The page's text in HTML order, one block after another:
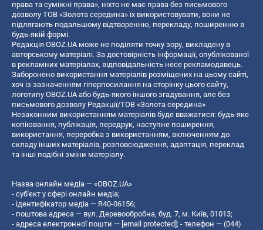
права та суміжні права», ніхто не має права без письмового
дозволу ТОВ «Золота середина» їх використовувати, вони не
підлягають подальшому відтворенню, перекладу, поширенню в
будь-якій формі.
Редакція OBOZ.UA може не поділяти точку зору, викладену в
авторському матеріалі. За достовірність інформації, опублікованої
в рекламних матеріалах, відповідальність несе рекламодавець.
Заборонено використання матеріалів розміщених на цьому сайті,
хоч із зазначенням гіперпосилання на сторінку цього сайту,
логотипу OBOZ.UA або будь-якого іншого згадування, але без
письмового дозволу Редакції/ТОВ «Золота середина»
Незаконним використанням матеріалів буде вважатися: будь-яке
копiювання, публiкацiя, передрук, наступне поширення,
використання, переробка з використанням, включенням до
складу інших матеріалів, розповсюдження, адаптація, переклад
та інші подібні зміни матеріалу.
Назва онлайн медіа — «OBOZ.UA»
- суб'єкт у сфері онлайн медіа;
- ідентифікатор медіа — R40-06156;
- поштова адреса — вул. Деревообробна, буд. 7, м. Київ, 01013;
- адреса електронної пошти — [email protected] ; - телефон — (044)